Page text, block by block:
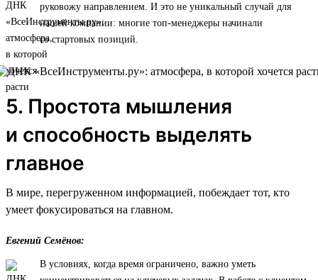
руковожу направлением. И это не уникальный случай для
нашей компании: многие топ-менеджеры начинали
со стартовых позиций.
5. Простота мышления
и способность выделять
главное
В мире, перегруженном информацией, побеждает тот, кто
умеет фокусироваться на главном.
Евгений Семёнов:
В условиях, когда время ограничено, важно уметь